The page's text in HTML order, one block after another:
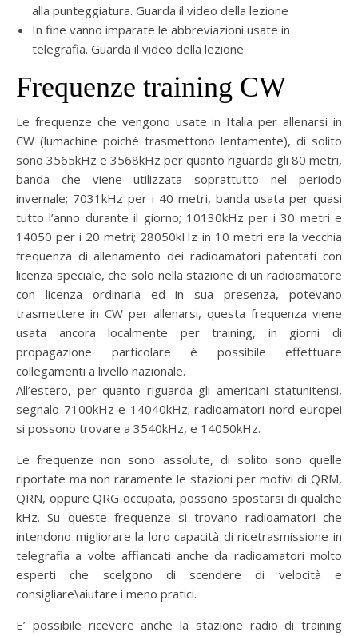
alla punteggiatura. Guarda il video della lezione
In fine vanno imparate le abbreviazioni usate in
telegrafia. Guarda il video della lezione
Frequenze training CW
Le frequenze che vengono usate in Italia per allenarsi in
CW (lumachine poiché trasmettono lentamente), di solito
sono 3565kHz e 3568kHz per quanto riguarda gli 80 metri,
banda che viene utilizzata soprattutto nel periodo
invernale; 7031kHz per i 40 metri, banda usata per quasi
tutto l’anno durante il giorno; 10130kHz per i 30 metri e
14050 per i 20 metri; 28050kHz in 10 metri era la vecchia
frequenza di allenamento dei radioamatori patentati con
licenza speciale, che solo nella stazione di un radioamatore
con licenza ordinaria ed in sua presenza, potevano
trasmettere in CW per allenarsi, questa frequenza viene
usata ancora localmente per training, in giorni di
propagazione particolare è possibile effettuare
collegamenti a livello nazionale.
All’estero, per quanto riguarda gli americani statunitensi,
segnalo 7100kHz e 14040kHz; radioamatori nord-europei
si possono trovare a 3540kHz, e 14050kHz.
Le frequenze non sono assolute, di solito sono quelle
riportate ma non raramente le stazioni per motivi di QRM,
QRN, oppure QRG occupata, possono spostarsi di qualche
kHz. Su queste frequenze si trovano radioamatori che
intendono migliorare la loro capacità di ricetrasmissione in
telegrafia a volte affiancati anche da radioamatori molto
esperti che scelgono di scendere di velocità e
consigliare\aiutare i meno pratici.
E’ possibile ricevere anche la stazione radio di training